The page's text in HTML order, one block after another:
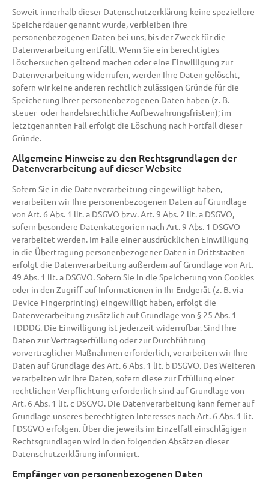
Soweit innerhalb dieser Datenschutzerklärung keine speziellere
Speicherdauer genannt wurde, verbleiben Ihre
personenbezogenen Daten bei uns, bis der Zweck für die
Datenverarbeitung entfällt. Wenn Sie ein berechtigtes
Löschersuchen geltend machen oder eine Einwilligung zur
Datenverarbeitung widerrufen, werden Ihre Daten gelöscht,
sofern wir keine anderen rechtlich zulässigen Gründe für die
Speicherung Ihrer personenbezogenen Daten haben (z. B.
steuer- oder handelsrechtliche Aufbewahrungsfristen); im
letztgenannten Fall erfolgt die Löschung nach Fortfall dieser
Gründe.
Allgemeine Hinweise zu den Rechtsgrundlagen der
Datenverarbeitung auf dieser Website
Sofern Sie in die Datenverarbeitung eingewilligt haben,
verarbeiten wir Ihre personenbezogenen Daten auf Grundlage
von Art. 6 Abs. 1 lit. a DSGVO bzw. Art. 9 Abs. 2 lit. a DSGVO,
sofern besondere Datenkategorien nach Art. 9 Abs. 1 DSGVO
verarbeitet werden. Im Falle einer ausdrücklichen Einwilligung
in die Übertragung personenbezogener Daten in Drittstaaten
erfolgt die Datenverarbeitung außerdem auf Grundlage von Art.
49 Abs. 1 lit. a DSGVO. Sofern Sie in die Speicherung von Cookies
oder in den Zugriff auf Informationen in Ihr Endgerät (z. B. via
Device-Fingerprinting) eingewilligt haben, erfolgt die
Datenverarbeitung zusätzlich auf Grundlage von § 25 Abs. 1
TDDDG. Die Einwilligung ist jederzeit widerrufbar. Sind Ihre
Daten zur Vertragserfüllung oder zur Durchführung
vorvertraglicher Maßnahmen erforderlich, verarbeiten wir Ihre
Daten auf Grundlage des Art. 6 Abs. 1 lit. b DSGVO. Des Weiteren
verarbeiten wir Ihre Daten, sofern diese zur Erfüllung einer
rechtlichen Verpflichtung erforderlich sind auf Grundlage von
Art. 6 Abs. 1 lit. c DSGVO. Die Datenverarbeitung kann ferner auf
Grundlage unseres berechtigten Interesses nach Art. 6 Abs. 1 lit.
f DSGVO erfolgen. Über die jeweils im Einzelfall einschlägigen
Rechtsgrundlagen wird in den folgenden Absätzen dieser
Datenschutzerklärung informiert.
Empfänger von personenbezogenen Daten